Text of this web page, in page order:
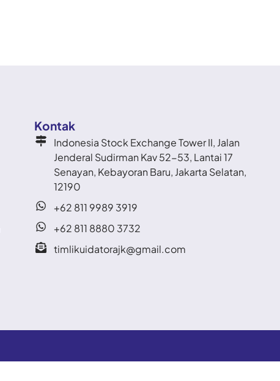
Kontak
Indonesia Stock Exchange Tower II, Jalan
Jenderal Sudirman Kav 52-53, Lantai 17
Senayan, Kebayoran Baru, Jakarta Selatan,
12190
+62 811 9989 3919
+62 811 8880 3732
timlikuidatorajk@gmail.com